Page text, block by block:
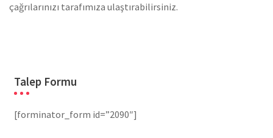
çağrılarınızı tarafımıza ulaştırabilirsiniz.
Talep Formu
[forminator_form id=”2090″]